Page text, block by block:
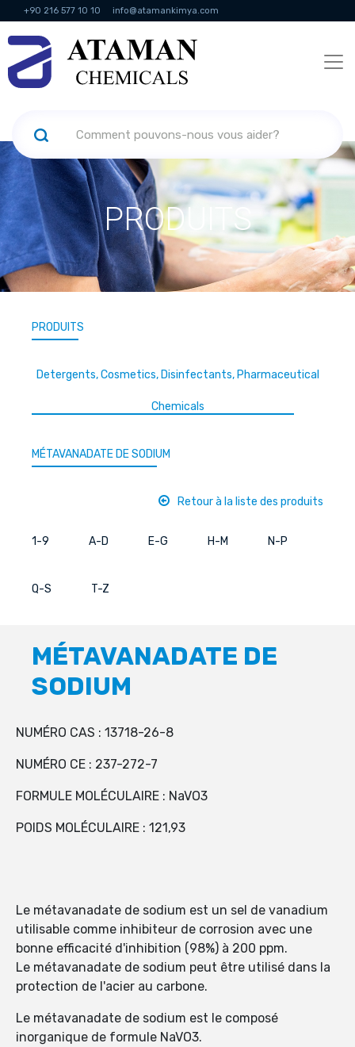
+90 216 577 10 10 info@atamankimya.com
KVKK Politikası Services de la société de l'information
humaines
PRODUITS
PRODUITS
Detergents, Cosmetics, Disinfectants, Pharmaceutical
Chemicals
MÉTAVANADATE DE SODIUM
Retour à la liste des produits
1-9 A-D E-G H-M N-P
Q-S T-Z
MÉTAVANADATE DE
SODIUM
NUMÉRO CAS : 13718-26-8
NUMÉRO CE : 237-272-7
FORMULE MOLÉCULAIRE : NaVO3
POIDS MOLÉCULAIRE : 121,93
Le métavanadate de sodium est un sel de vanadium
utilisable comme inhibiteur de corrosion avec une
bonne efficacité d'inhibition (98%) à 200 ppm.
Le métavanadate de sodium peut être utilisé dans la
protection de l'acier au carbone.
Le métavanadate de sodium est le composé
inorganique de formule NaVO3.